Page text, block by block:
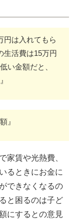
円は入れてもら
生活費は15万円
い金額だと、
』
家賃や光熱費、
るときにお金に
できなくなるの
と困るのは子ど
にするとの意見